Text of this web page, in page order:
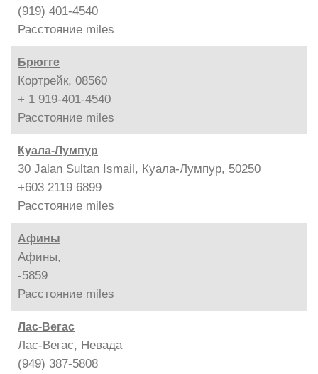
(919) 401-4540
Расстояние miles
Брюгге
Кортрейк, 08560
+ 1 919-401-4540
Расстояние miles
Куала-Лумпур
30 Jalan Sultan Ismail, Куала-Лумпур, 50250
+603 2119 6899
Расстояние miles
Афины
Афины,
-5859
Расстояние miles
Лас-Вегас
Лас-Вегас, Невада
(949) 387-5808